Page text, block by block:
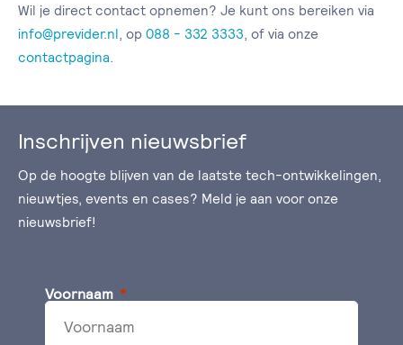
Wil je direct contact opnemen? Je kunt ons bereiken via
info@previder.nl , op 088 - 332 3333 , of via onze
contactpagina
Inschrijven nieuwsbrief
Op de hoogte blijven van de laatste tech-ontwikkelingen,
nieuwtjes, events en cases? Meld je aan voor onze
nieuwsbrief!
Voornaam